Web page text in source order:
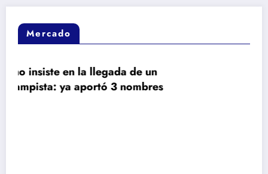
Mercado
un
Revelan que la oferta del Real
Rodri era muy superior a la del